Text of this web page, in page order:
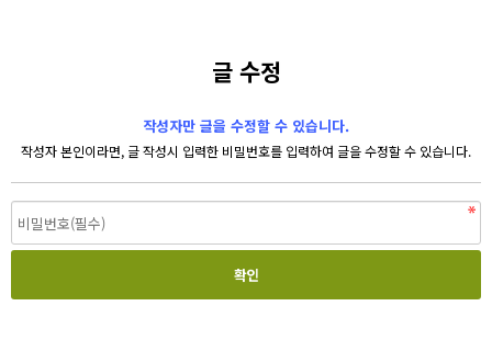
글 수정
작성자만 글을 수정할 수 있습니다.
작성자 본인이라면, 글 작성시 입력한 비밀번호를 입력하여 글을 수정할 수 있습니다.